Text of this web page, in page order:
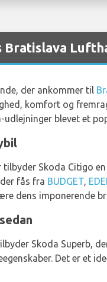
Bratislava
der ankommer til
komfort og
udlejninger blevet et
tilbyder Skoda Citigo
fås fra BUDGET,
dens imponerende
Skoda Superb,
Det er